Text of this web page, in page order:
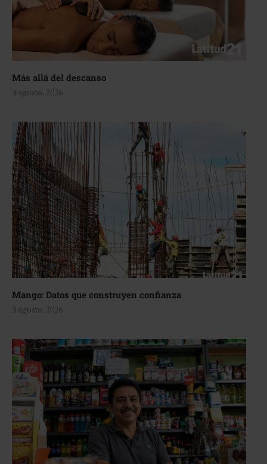
Más allá del descanso
4 agosto, 2026
Mango: Datos que construyen confianza
3 agosto, 2026